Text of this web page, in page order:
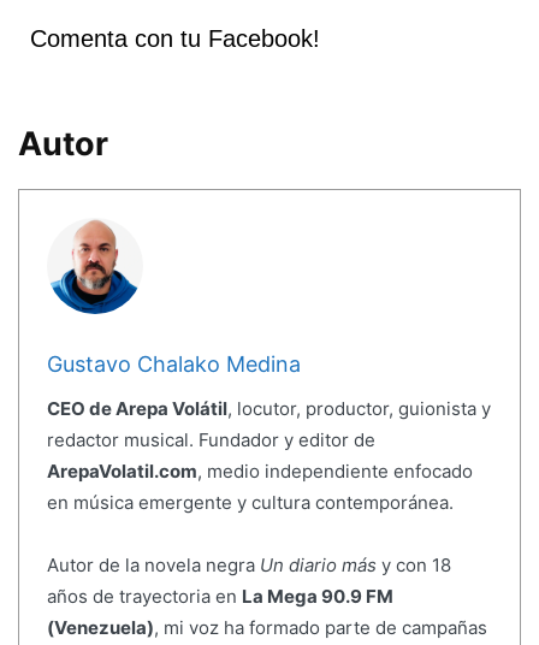
Comenta con tu Facebook!
Autor
Gustavo Chalako Medina
CEO de Arepa Volátil, locutor, productor, guionista y
redactor musical. Fundador y editor de
ArepaVolatil.com, medio independiente enfocado
en música emergente y cultura contemporánea.
Autor de la novela negra Un diario más y con 18
años de trayectoria en La Mega 90.9 FM
(Venezuela), mi voz ha formado parte de campañas